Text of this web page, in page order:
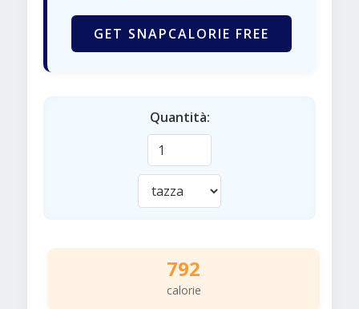
GET SNAPCALORIE FREE
Quantità:
792
calorie